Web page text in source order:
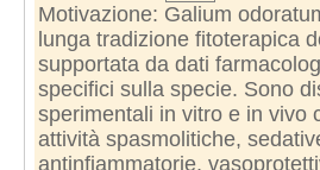
Motivazione: Galium
lunga tradizione fitoterapica
supportata da dati
specifici sulla specie. Sono
sperimentali in vitro e in vivo
attività spasmolitiche,
antinfiammatorie,